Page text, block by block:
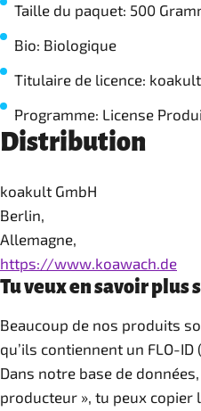
Taille du paquet: 500
Bio: Biologique
Titulaire de licence:
Programme: License
Distribution
koakult GmbH
Berlin,
Allemagne,
https://www.koawach.de
Tu veux en savoir plus
Beaucoup de nos produits
qu’ils contiennent un FLO-
Dans notre base de
producteur », tu peux copier